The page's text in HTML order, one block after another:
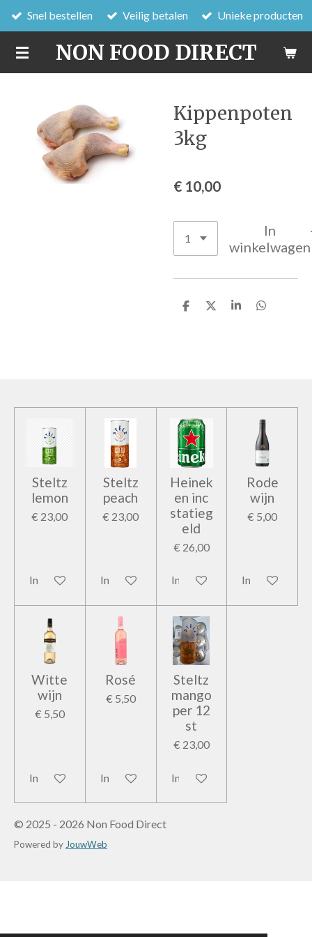
Ga
direct
naar
de
NON FOOD DIRECT
Snel bestellen Veilig betalen Unieke producten
Kippenpoten
3kg
€ 10,00
In
winkelwagen
D
D
S
D
Steltz
lemon
€ 23,00
In winkelwagen
Steltz
peach
€ 23,00
In winkelwagen
Heinek
en inc
statieg
eld
€ 26,00
In winkelwagen
Rode
wijn
€ 5,00
In
Witte
wijn
€ 5,50
In winkelwagen
Rosé
€ 5,50
In winkelwagen
Steltz
mango
per 12
st
€ 23,00
In winkelwagen
© 2025 - 2026 Non Food Direct
Powered byJouwWeb